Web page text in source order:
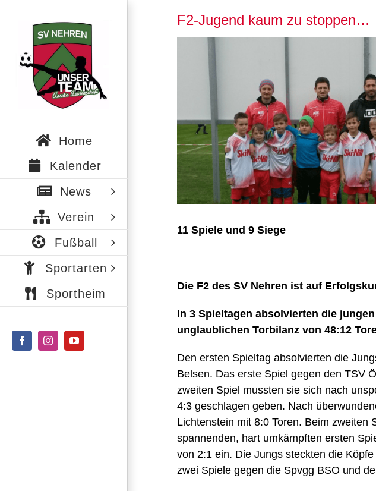
springen
Home
Kalender
News
Verein
Fußball
Sportarten
Sportheim
FacebookInstagramYouTube
F2-Jugend kaum zu stoppen…
11 Spiele und 9 Siege
Die F2 des SV Nehren ist auf
In 3 Spieltagen absolvierten die
unglaublichen Torbilanz von 48:12
Den ersten Spieltag absolvierten die
Belsen. Das erste Spiel gegen den TSV
zweiten Spiel mussten sie sich nach
4:3 geschlagen geben. Nach
Lichtenstein mit 8:0 Toren. Beim
spannenden, hart umkämpften ersten
von 2:1 ein. Die Jungs steckten die
zwei Spiele gegen die Spvgg BSO und